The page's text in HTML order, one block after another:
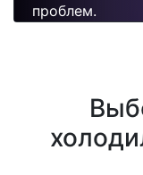
проблем.